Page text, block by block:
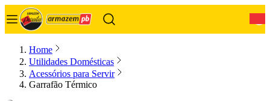
Home
Utilidades Domésticas
Acessórios para Servir
Garrafão Térmico